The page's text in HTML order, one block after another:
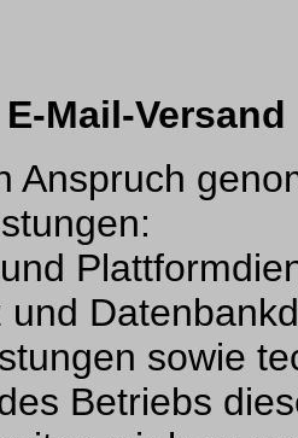
Mail-Versand
Anspruch
und
sowie
Betriebs